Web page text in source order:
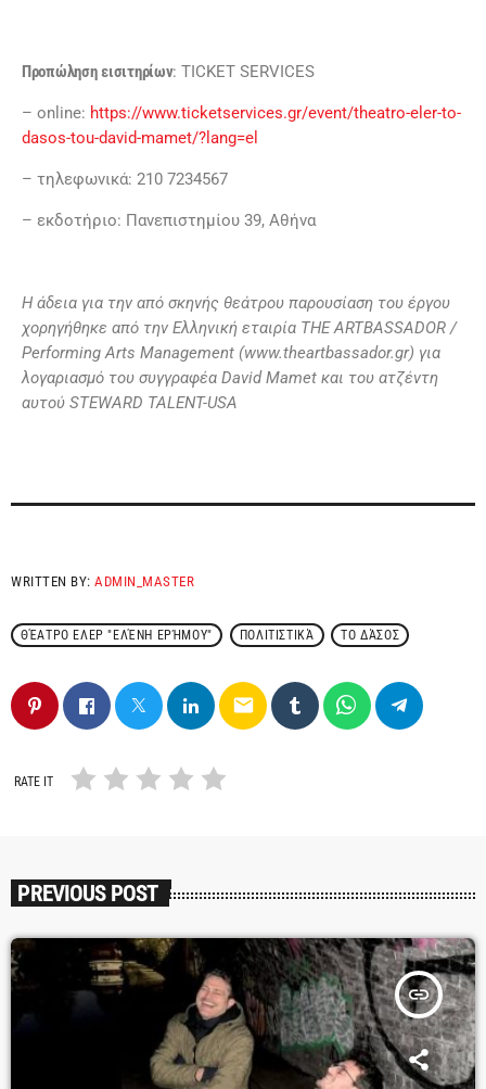
Προπώληση εισιτηρίων: TICKET SERVICES
– online: https://www.ticketservices.gr/event/theatro-eler-to-
dasos-tou-david-mamet/?lang=el
– τηλεφωνικά: 210 7234567
– εκδοτήριο: Πανεπιστημίου 39, Αθήνα
Η άδεια για την από σκηνής θεάτρου παρουσίαση του έργου
χορηγήθηκε από την Ελληνική εταιρία THE ARTBASSADOR /
Performing Arts Management (www.theartbassador.gr) για
λογαριασμό του συγγραφέα David Mamet και του ατζέντη
αυτού STEWARD TALENT-USA
WRITTEN BY:ADMIN_MASTER
ΘΈΑΤΡΟ ΕΛΕΡ "ΕΛΈΝΗ ΕΡΉΜΟΥ" ΠΟΛΙΤΙΣΤΙΚΆ ΤΟ ΔΆΣΟΣ
email
RATE IT
PREVIOUS POST
insert_link